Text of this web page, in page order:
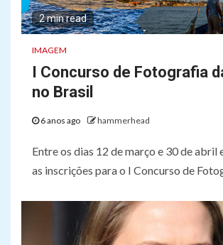
2 min read
IMAGEM
I Concurso de Fotografia
no Brasil
6 anos ago hammerhead
Entre os dias 12 de março e 30 de abril
as inscrições para o I Concurso de